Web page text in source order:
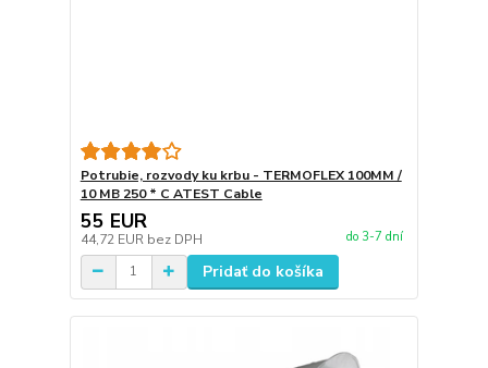
Potrubie, rozvody ku krbu - TERMOFLEX 100MM /
10 MB 250 * C ATEST Cable
55 EUR
44,72 EUR bez DPH do 3-7 dní
Pridať do košíka